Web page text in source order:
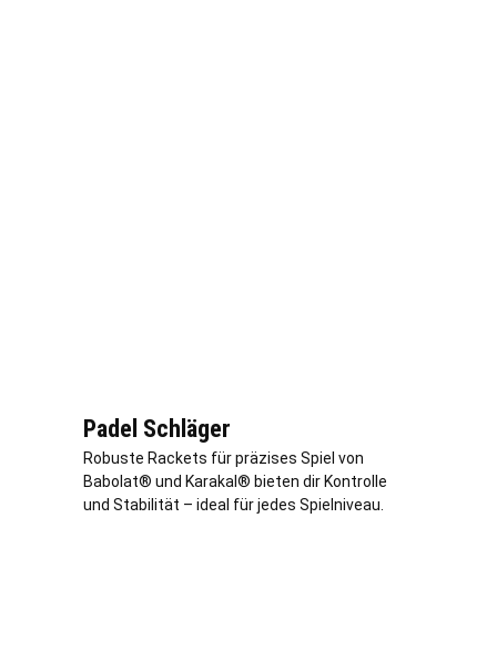
Padel Schläger
Robuste Rackets für präzises Spiel von
Babolat® und Karakal® bieten dir Kontrolle
und Stabilität – ideal für jedes Spielniveau.